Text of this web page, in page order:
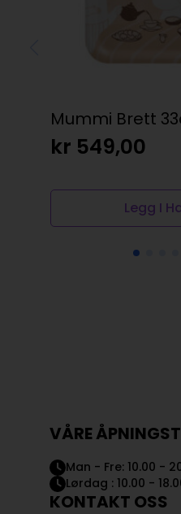
Mummi Brett
kr 549,00
Legg I
VÅRE
Man - Fre: 10.00 -
Lørdag : 10.00 -
KONTAKT OSS